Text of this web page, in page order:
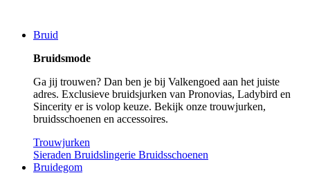
Bruid
Bruidsmode
Ga jij trouwen? Dan ben je bij Valkengoed aan het juiste
adres. Exclusieve bruidsjurken van Pronovias, Ladybird en
Sincerity er is volop keuze. Bekijk onze trouwjurken,
bruidsschoenen en accessoires.
Trouwjurken
Sieraden Bruidslingerie Bruidsschoenen
Bruidegom